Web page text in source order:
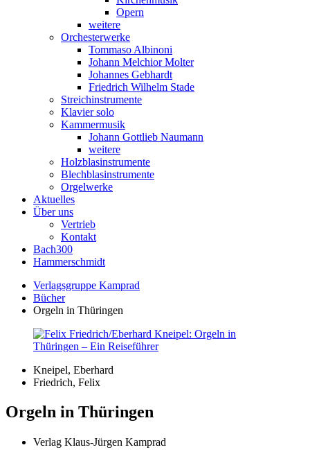
Opern
weitere
Orchesterwerke
Tommaso Albinoni
Johann Melchior Molter
Johannes Gebhardt
Friedrich Wilhelm Stade
Streichinstrumente
Klavier solo
Kammermusik
Johann Gottlieb Naumann
weitere
Holzblasinstrumente
Blechblasinstrumente
Orgelwerke
Aktuelles
Über uns
Vertrieb
Kontakt
Bach300
Hammerschmidt
Verlagsgruppe Kamprad
Bücher
Orgeln in Thüringen
Kneipel, Eberhard
Friedrich, Felix
Orgeln in Thüringen
Verlag Klaus-Jürgen Kamprad